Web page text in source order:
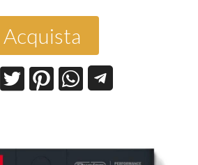
Acquista